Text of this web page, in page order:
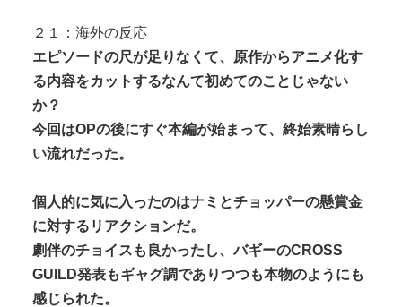
２１：海外の反応
エピソードの尺が足りなくて、原作からアニメ化す
る内容をカットするなんて初めてのことじゃない
か？
今回はOPの後にすぐ本編が始まって、終始素晴らし
い流れだった。
個人的に気に入ったのはナミとチョッパーの懸賞金
に対するリアクションだ。
劇伴のチョイスも良かったし、バギーのCROSS
GUILD発表もギャグ調でありつつも本物のようにも
感じられた。